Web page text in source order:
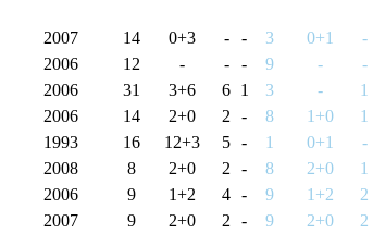
2007 14 0+3 - - 3 0+1 -
2006 12 - - - 9 - -
2006 31 3+6 6 1 3 - 1
2006 14 2+0 2 - 8 1+0 1
1993 16 12+3 5 - 1 0+1 -
2008 8 2+0 2 - 8 2+0 1
2006 9 1+2 4 - 9 1+2 2
2007 9 2+0 2 - 9 2+0 2